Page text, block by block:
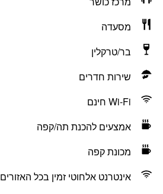
מסעדה
בר/טרקלין
שירות חדרים
Wi-Fi חינם
אמצעים להכנת תה/קפה
מכונת קפה
אינטרנט אלחוטי זמין בכל האזורים